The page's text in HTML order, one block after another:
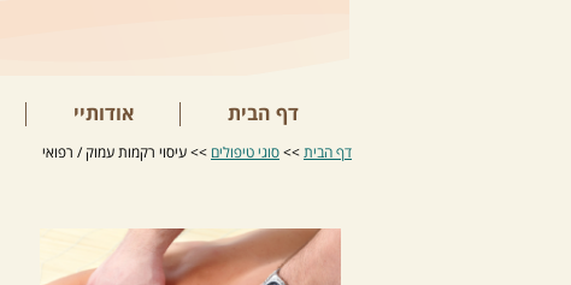
דף הבית אודותיי
דף הבית >> סוגי טיפולים >> עיסוי רקמות עמוק / רפואי